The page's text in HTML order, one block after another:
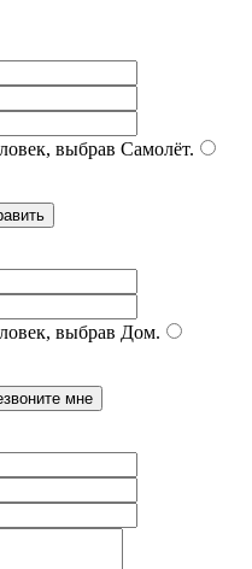
выбрав Самолёт.
выбрав Дом.